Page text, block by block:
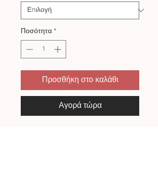
Ποσότητα *
Προσθήκη στο καλάθι
Αγορά τώρα